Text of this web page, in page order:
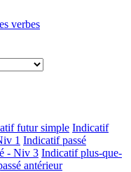
verbes
futur simple Indicatif
1 Indicatif passé
- Niv 3 Indicatif plus-que-
antérieur